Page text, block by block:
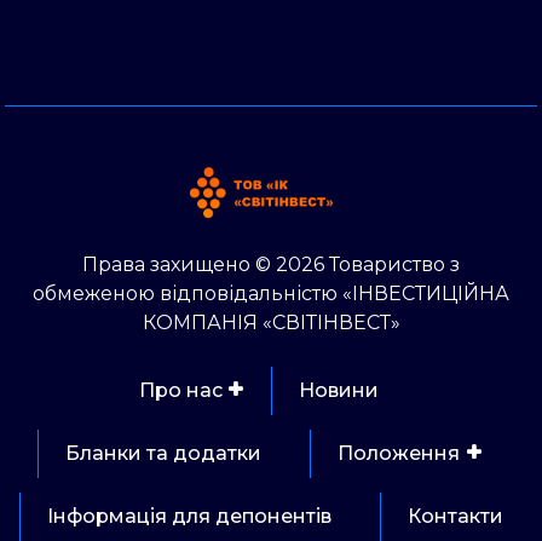
Права захищено © 2026 Товариство з
обмеженою відповідальністю «ІНВЕСТИЦІЙНА
КОМПАНІЯ «СВІТІНВЕСТ»
Про нас Новини
Бланки та додатки Положення
Інформація для депонентів Контакти